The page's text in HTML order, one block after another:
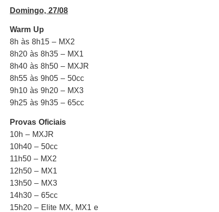
Domingo, 27/08
Warm Up
8h às 8h15 – MX2
8h20 às 8h35 – MX1
8h40 às 8h50 – MXJR
8h55 às 9h05 – 50cc
9h10 às 9h20 – MX3
9h25 às 9h35 – 65cc
Provas Oficiais
10h – MXJR
10h40 – 50cc
11h50 – MX2
12h50 – MX1
13h50 – MX3
14h30 – 65cc
15h20 – Elite MX, MX1 e